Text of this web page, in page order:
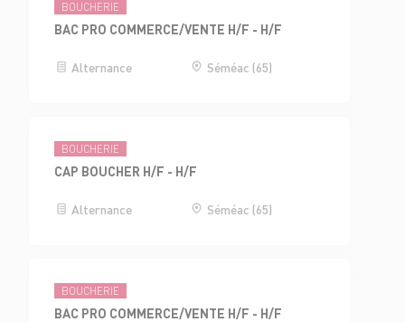
BOUCHERIE
BAC PRO COMMERCE/VENTE H/F - H/F
Alternance Séméac (65)
BOUCHERIE
CAP BOUCHER H/F - H/F
Alternance Séméac (65)
BOUCHERIE
BAC PRO COMMERCE/VENTE H/F - H/F